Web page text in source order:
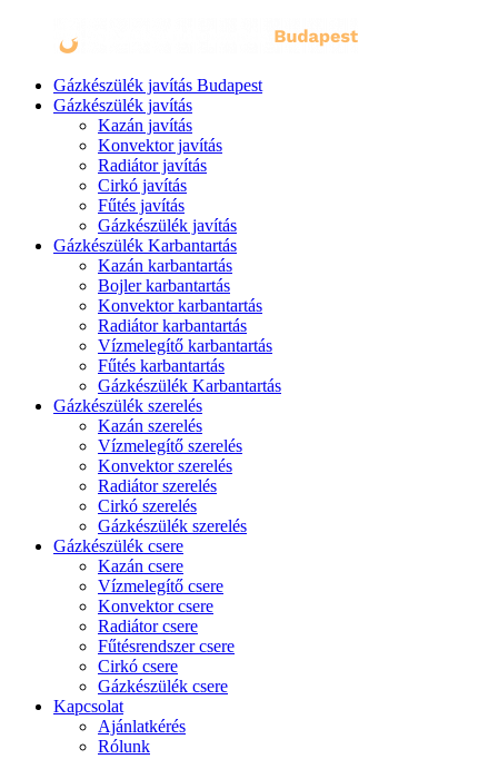
Gázkészülék javítás Budapest
Gázkészülék javítás
Kazán javítás
Konvektor javítás
Radiátor javítás
Cirkó javítás
Fűtés javítás
Gázkészülék javítás
Gázkészülék Karbantartás
Kazán karbantartás
Bojler karbantartás
Konvektor karbantartás
Radiátor karbantartás
Vízmelegítő karbantartás
Fűtés karbantartás
Gázkészülék Karbantartás
Gázkészülék szerelés
Kazán szerelés
Vízmelegítő szerelés
Konvektor szerelés
Radiátor szerelés
Cirkó szerelés
Gázkészülék szerelés
Gázkészülék csere
Kazán csere
Vízmelegítő csere
Konvektor csere
Radiátor csere
Fűtésrendszer csere
Cirkó csere
Gázkészülék csere
Kapcsolat
Ajánlatkérés
Rólunk